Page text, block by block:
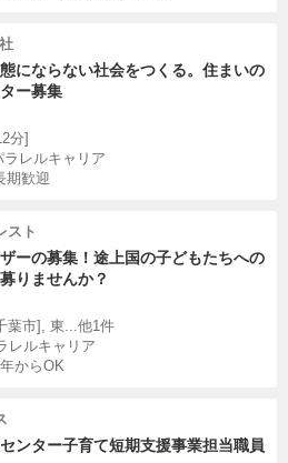
にならない社会をつくる。住まいの
ー募集
分]
レルキャリア
期歓迎
スト
ーの募集！途上国の子どもたちへの
りませんか？
葉市], 東...他1件
レルキャリア
からOK
ンター子育て短期支援事業担当職員